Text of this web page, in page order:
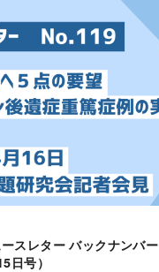
スレター バックナンバー
日号）